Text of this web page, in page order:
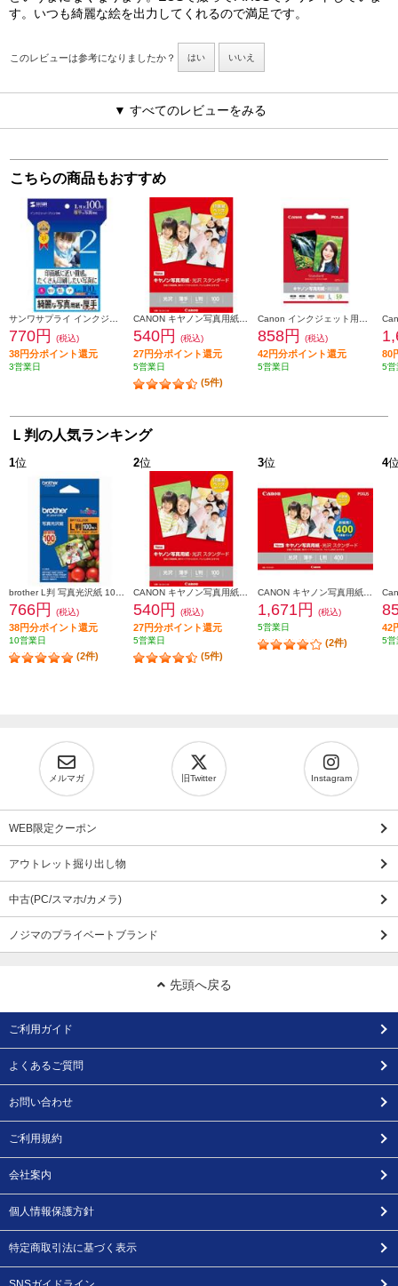
す。いつも綺麗な絵を出力してくれるので満足です。
このレビューは参考になりましたか？ はい いいえ
▼ すべてのレビューをみる
こちらの商品もおすすめ
770円 (税込)
38円分ポイント還元
3営業日
540円 (税込)
27円分ポイント還元
5営業日
(5件)
858円 (税込)
42円分ポイント還元
5営業日
80
5営
Ｌ判の人気ランキング
1位
766円 (税込)
38円分ポイント還元
10営業日
(2件)
2位
540円 (税込)
27円分ポイント還元
5営業日
(5件)
3位
1,671円
(税込)
5営業日
(2件)
4
42
5営
メルマガ 旧Twitter Instagram
WEB限定クーポン
アウトレット掘り出し物
中古(PC/スマホ/カメラ)
ノジマのプライベートブランド
先頭へ戻る
ご利用ガイド
よくあるご質問
お問い合わせ
ご利用規約
会社案内
個人情報保護方針
特定商取引法に基づく表示